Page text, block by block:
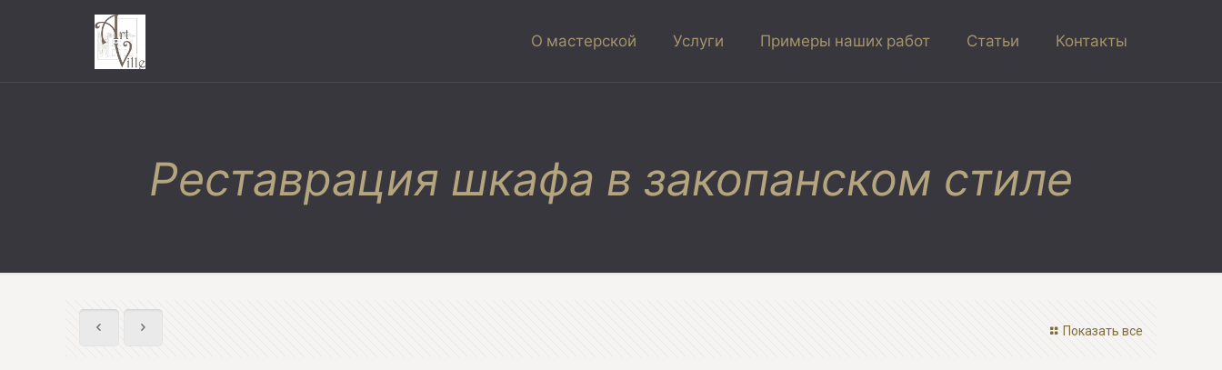
О мастерской Услуги Примеры наших работ Статьи Контакты
Реставрация шкафа в закопанском стиле
Показать все